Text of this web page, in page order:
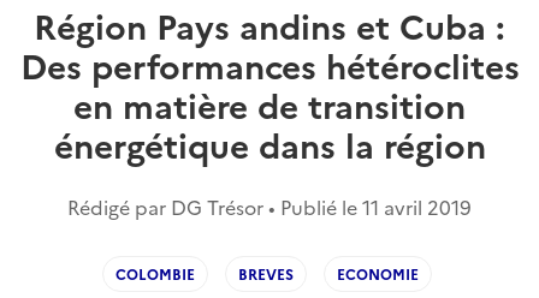
Région Pays andins et Cuba :
Des performances hétéroclites
en matière de transition
énergétique dans la région
Rédigé par DG Trésor • Publié le11 avril 2019
COLOMBIE BREVES ECONOMIE